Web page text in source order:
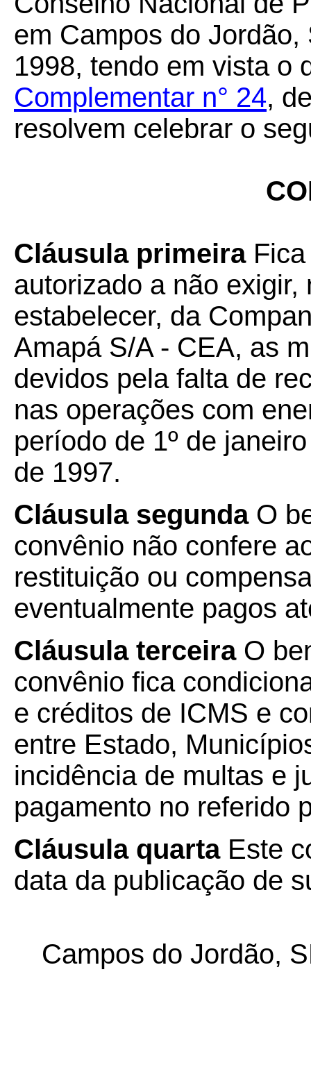
em Campos do
1998, tendo em vista o
Complementar n° 24,
resolvem celebrar o
Cláusula primeira
autorizado a não
estabelecer, da
Amapá S/A - CEA, as
devidos pela falta de
nas operações com
período de 1º de
de 1997.
Cláusula segunda O
convênio não confere
restituição ou
eventualmente pagos
Cláusula terceiraO
convênio fica
e créditos de ICMS e
entre Estado,
incidência de multas e
pagamento no referido
Cláusula quarta Este
data da publicação de
Campos do Jordão,